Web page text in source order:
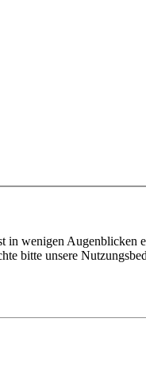
wenigen
bitte unsere